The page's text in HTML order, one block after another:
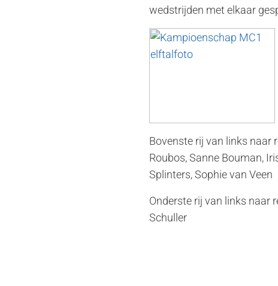
wedstrijden met elkaar
Bovenste rij van links naar
Roubos, Sanne Bouman,
Splinters, Sophie van Veen
Onderste rij van links naar
Schuller